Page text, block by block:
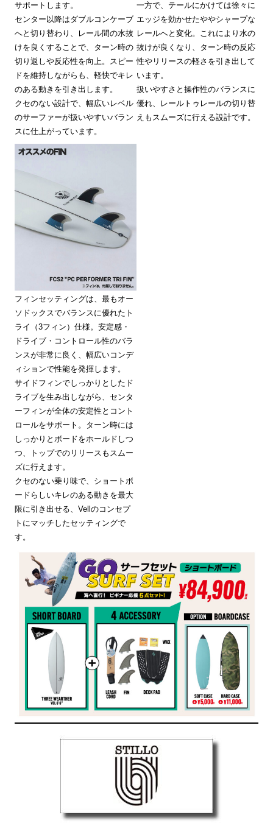
サポートします。
センター以降はダブルコンケーブ
へと切り替わり、レール間の水抜
けを良くすることで、ターン時の
切り返しや反応性を向上。スピー
ドを維持しながらも、軽快でキレ
のある動きを引き出します。
クセのない設計で、幅広いレベル
のサーファーが扱いやすいバラン
スに仕上がっています。
一方で、テールにかけては徐々に
エッジを効かせたややシャープな
レールへと変化。これにより水の
抜けが良くなり、ターン時の反応
性やリリースの軽さを引き出して
います。
扱いやすさと操作性のバランスに
優れ、レールトゥレールの切り替
えもスムーズに行える設計です。
フィンセッティングは、最もオー
ソドックスでバランスに優れたト
ライ（3フィン）仕様。安定感・
ドライブ・コントロール性のバラ
ンスが非常に良く、幅広いコンデ
ィションで性能を発揮します。
サイドフィンでしっかりとしたド
ライブを生み出しながら、センタ
ーフィンが全体の安定性とコント
ロールをサポート。ターン時には
しっかりとボードをホールドしつ
つ、トップでのリリースもスムー
ズに行えます。
クセのない乗り味で、ショートボ
ードらしいキレのある動きを最大
限に引き出せる、Vellのコンセプ
トにマッチしたセッティングで
す。